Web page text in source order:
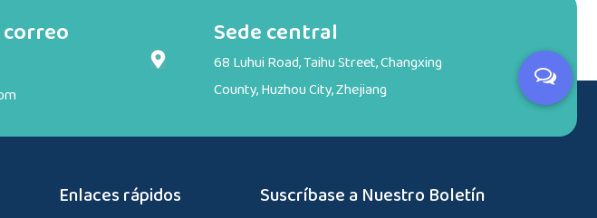
Sede central
68 Luhui Road, Taihu Street, Changxing
County, Huzhou City, Zhejiang
Enlaces rápidos Suscríbase a Nuestro Boletín